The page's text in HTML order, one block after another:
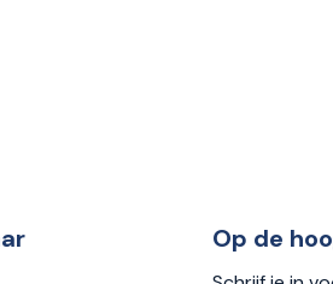
Op de